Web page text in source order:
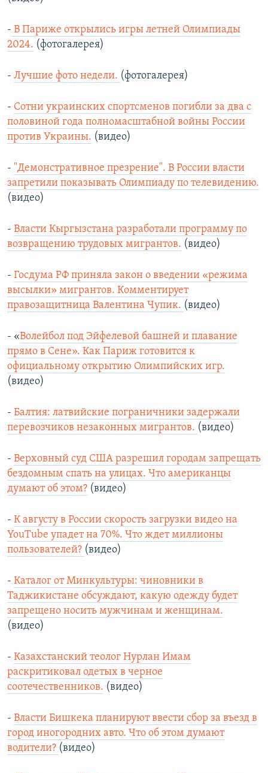
- В Париже открылись игры летней Олимпиады
2024. (фотогалерея)
- Лучшие фото недели. (фотогалерея)
- Сотни украинских спортсменов погибли за два с
половиной года полномасштабной войны России
против Украины. (видео)
- "Демонстративное презрение". В России власти
запретили показывать Олимпиаду по телевидению.
(видео)
- Власти Кыргызстана разработали программу по
возвращению трудовых мигрантов. (видео)
- Госдума РФ приняла закон о введении «режима
высылки» мигрантов. Комментирует
правозащитница Валентина Чупик. (видео)
- «Волейбол под Эйфелевой башней и плавание
прямо в Сене». Как Париж готовится к
официальному открытию Олимпийских игр.
(видео)
- Балтия: латвийские пограничники задержали
перевозчиков незаконных мигрантов. (видео)
- Верховный суд США разрешил городам запрещать
бездомным спать на улицах. Что американцы
думают об этом? (видео)
- К августу в России скорость загрузки видео на
YouTube упадет на 70%. Что ждет миллионы
пользователей? (видео)
- Каталог от Минкультуры: чиновники в
Таджикистане обсуждают, какую одежду будет
запрещено носить мужчинам и женщинам.
(видео)
- Казахстанский теолог Нурлан Имам
раскритиковал одетых в черное
соотечественников. (видео)
- Власти Бишкека планируют ввести сбор за въезд в
город иногородних авто. Что об этом думают
водители? (видео)